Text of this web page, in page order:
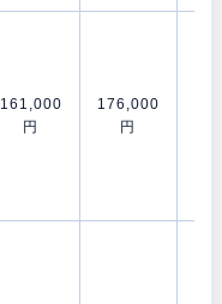
161,000
円
176,000
円